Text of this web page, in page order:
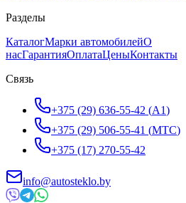
Разделы
КаталогМарки автомобилейО
насГарантияОплатаЦеныКонтакты
Связь
+375 (29) 636-55-42 (A1)
+375 (29) 506-55-41 (МТС)
+375 (17) 270-55-42
info@autosteklo.by